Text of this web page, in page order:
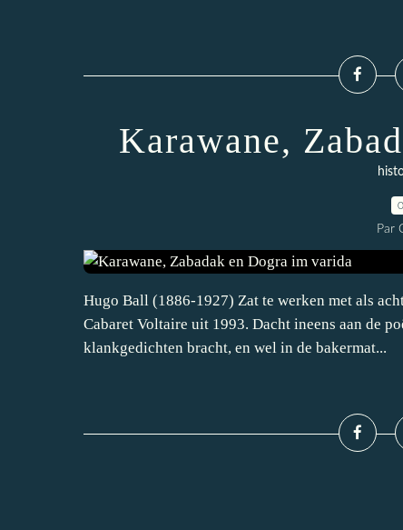
Karawane,
Par
Hugo Ball (1886-1927) Zat te werken met als
Cabaret Voltaire uit 1993. Dacht ineens aan de
klankgedichten bracht, en wel in de bakermat...